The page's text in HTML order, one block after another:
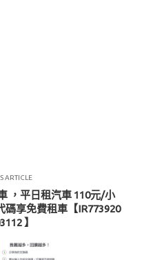
ARTICLE
，平日租汽車 110元/小
碼享免費租車【IR773920
】